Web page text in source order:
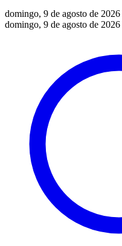
domingo, 9 de agosto de 2026
domingo, 9 de agosto de 2026